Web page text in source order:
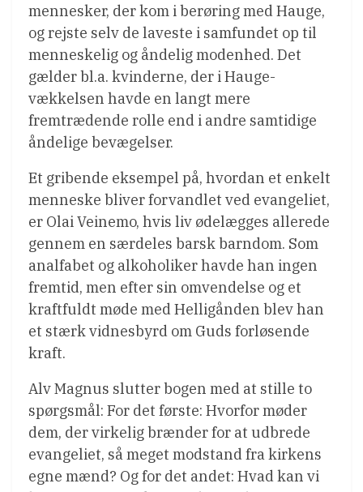
mennesker, der kom i berøring med Hauge,
og rejste selv de laveste i samfundet op til
menneskelig og åndelig modenhed. Det
gælder bl.a. kvinderne, der i Hauge-
vækkelsen havde en langt mere
fremtrædende rolle end i andre samtidige
åndelige bevægelser.
Et gribende eksempel på, hvordan et enkelt
menneske bliver forvandlet ved evangeliet,
er Olai Veinemo, hvis liv ødelægges allerede
gennem en særdeles barsk barndom. Som
analfabet og alkoholiker havde han ingen
fremtid, men efter sin omvendelse og et
kraftfuldt møde med Helligånden blev han
et stærk vidnesbyrd om Guds forløsende
kraft.
Alv Magnus slutter bogen med at stille to
spørgsmål: For det første: Hvorfor møder
dem, der virkelig brænder for at udbrede
evangeliet, så meget modstand fra kirkens
egne mænd? Og for det andet: Hvad kan vi